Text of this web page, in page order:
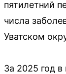
пятилетний
числа
Уватском
За 2025 год в